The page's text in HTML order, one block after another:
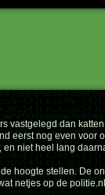
vastgelegd dan
eerst nog even
niet heel lang
hoogte stellen. De
netjes op de